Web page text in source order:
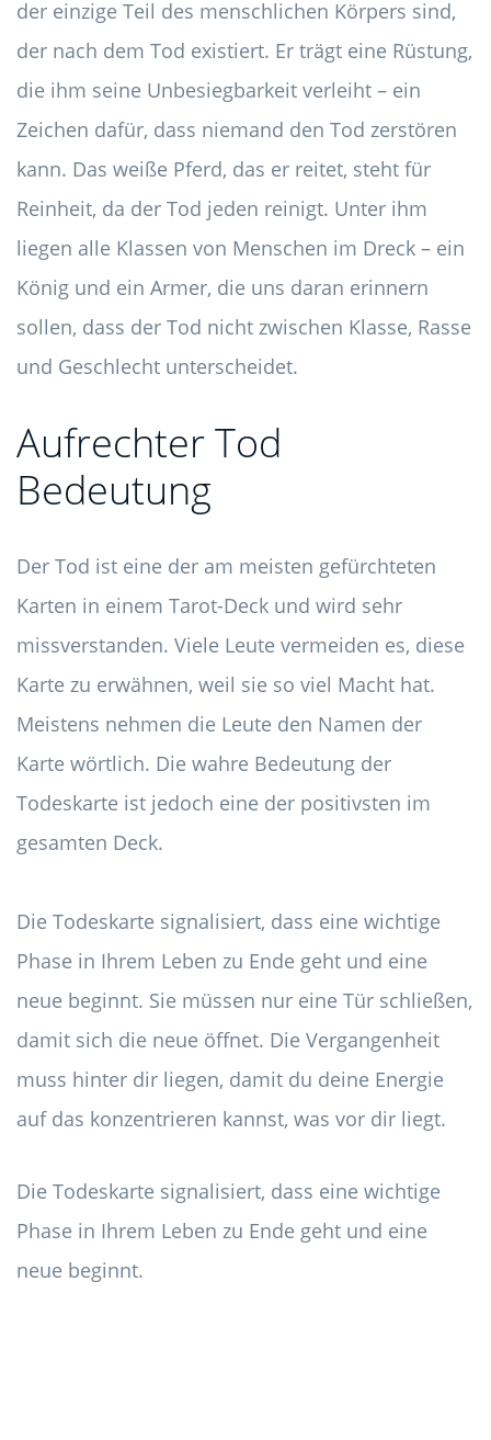
der einzige Teil des menschlichen Körpers sind,
der nach dem Tod existiert. Er trägt eine Rüstung,
die ihm seine Unbesiegbarkeit verleiht – ein
Zeichen dafür, dass niemand den Tod zerstören
kann. Das weiße Pferd, das er reitet, steht für
Reinheit, da der Tod jeden reinigt. Unter ihm
liegen alle Klassen von Menschen im Dreck – ein
König und ein Armer, die uns daran erinnern
sollen, dass der Tod nicht zwischen Klasse, Rasse
und Geschlecht unterscheidet.
Aufrechter Tod
Bedeutung
Der Tod ist eine der am meisten gefürchteten
Karten in einem Tarot-Deck und wird sehr
missverstanden. Viele Leute vermeiden es, diese
Karte zu erwähnen, weil sie so viel Macht hat.
Meistens nehmen die Leute den Namen der
Karte wörtlich. Die wahre Bedeutung der
Todeskarte ist jedoch eine der positivsten im
gesamten Deck.
Die Todeskarte signalisiert, dass eine wichtige
Phase in Ihrem Leben zu Ende geht und eine
neue beginnt. Sie müssen nur eine Tür schließen,
damit sich die neue öffnet. Die Vergangenheit
muss hinter dir liegen, damit du deine Energie
auf das konzentrieren kannst, was vor dir liegt.
Die Todeskarte signalisiert, dass eine wichtige
Phase in Ihrem Leben zu Ende geht und eine
neue beginnt.